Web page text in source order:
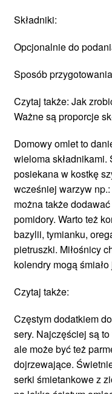
Składniki:
Opcjonalnie do
Sposób
Czytaj także: Jak
Ważne są proporcje
Domowy omlet to
wieloma składnikami.
posiekana w kostkę
wcześniej warzyw
można także
pomidory. Warto też
bazylii, tymianku,
pietruszki. Miłośnicy
kolendry mogą
Czytaj także:
Częstym dodatkiem
sery. Najczęściej są
ale może być też
dojrzewające.
serki śmietankowe z